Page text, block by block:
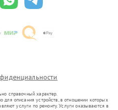
справочный характер.
для описания устройств, в отношении которых
услуги по ремонту. Услуги оказываются в